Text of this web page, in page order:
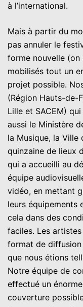
à l’international.
Mais à partir du
pas annuler le
forme nouvelle
mobilisés tout un
projet possible.
(Région Hauts-de-
Lille et SACEM)
aussi le Ministère
la Musique, la Ville
quinzaine de lieux
qui a accueilli au
équipe
vidéo, en mettant
leurs équipements
cela dans des
faciles. Les
format de diffusion
que nous étions
Notre équipe de
effectué un
couverture